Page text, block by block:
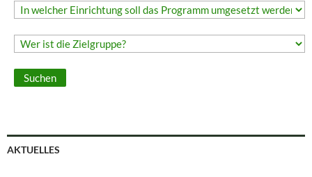
AKTUELLES